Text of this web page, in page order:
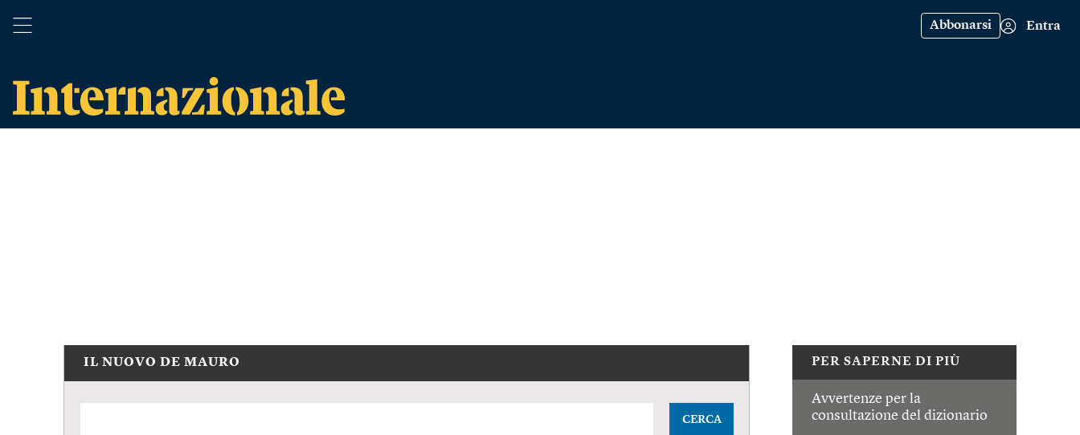
Abbonarsi Entra
PER SAPERNE DI PIÙ
Avvertenze per la
consultazione del dizionario
IL NUOVO DE MAURO
CERCA